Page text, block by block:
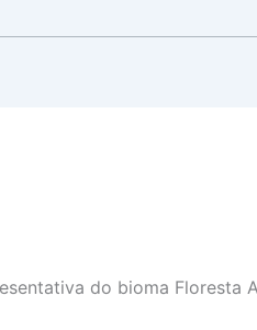
do bioma Floresta